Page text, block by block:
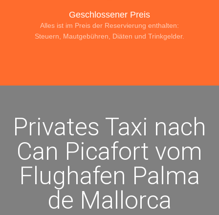
Geschlossener Preis
Alles ist im Preis der Reservierung enthalten:
Steuern, Mautgebühren, Diäten und Trinkgelder.
Privates Taxi nach
Can Picafort vom
Flughafen Palma
de Mallorca